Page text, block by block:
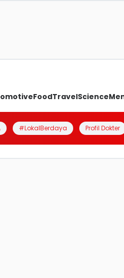
FoodTravelScience
#LokalBerdaya Profil Dokter